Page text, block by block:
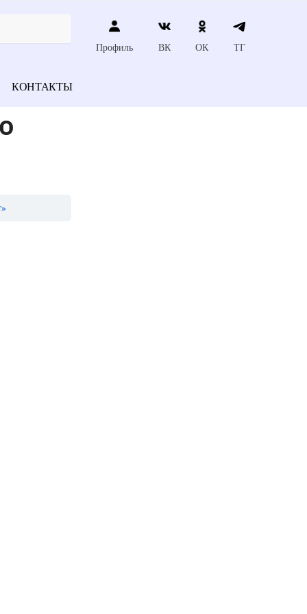
Профиль ВК ОК ТГ
КОНТАКТЫ